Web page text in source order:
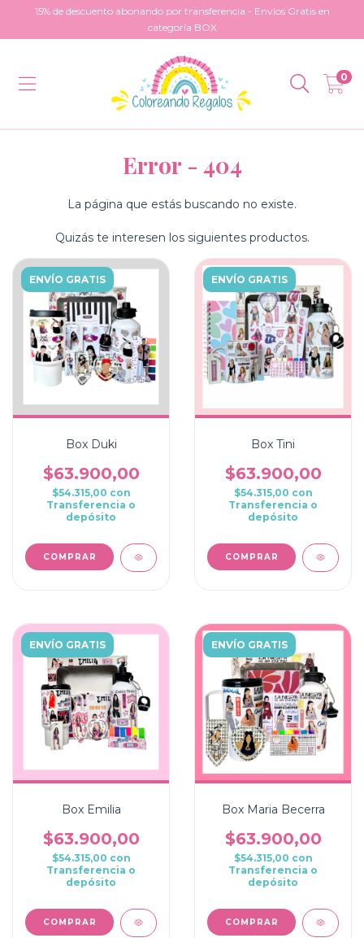
15% de descuento abonando por transferencia - Envíos Gratis en
categoría BOX
0
Error - 404
La página que estás buscando no existe.
Quizás te interesen los siguientes productos.
ENVÍO GRATIS
Box Duki
$63.900,00
$54.315,00 con
Transferencia o
depósito
COMPRAR
ENVÍO GRATIS
Box Tini
$63.900,00
$54.315,00 con
Transferencia o
depósito
COMPRAR
ENVÍO GRATIS
Box Emilia
$63.900,00
$54.315,00 con
Transferencia o
depósito
COMPRAR
ENVÍO GRATIS
Box Maria Becerra
$63.900,00
$54.315,00 con
Transferencia o
depósito
COMPRAR